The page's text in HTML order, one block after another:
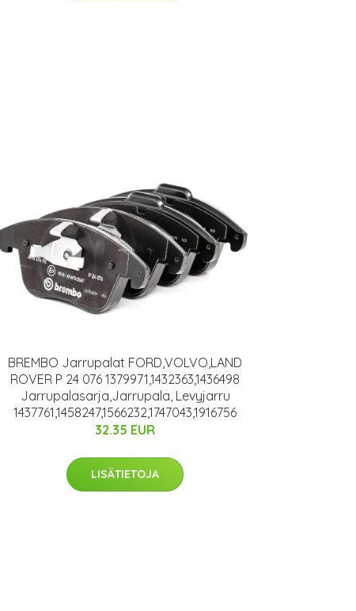
BREMBO Jarrupalat FORD,VOLVO,LAND
ROVER P 24 076 1379971,1432363,1436498
Jarrupalasarja,Jarrupala, Levyjarru
1437761,1458247,1566232,1747043,1916756
32.35 EUR
LISÄTIETOJA